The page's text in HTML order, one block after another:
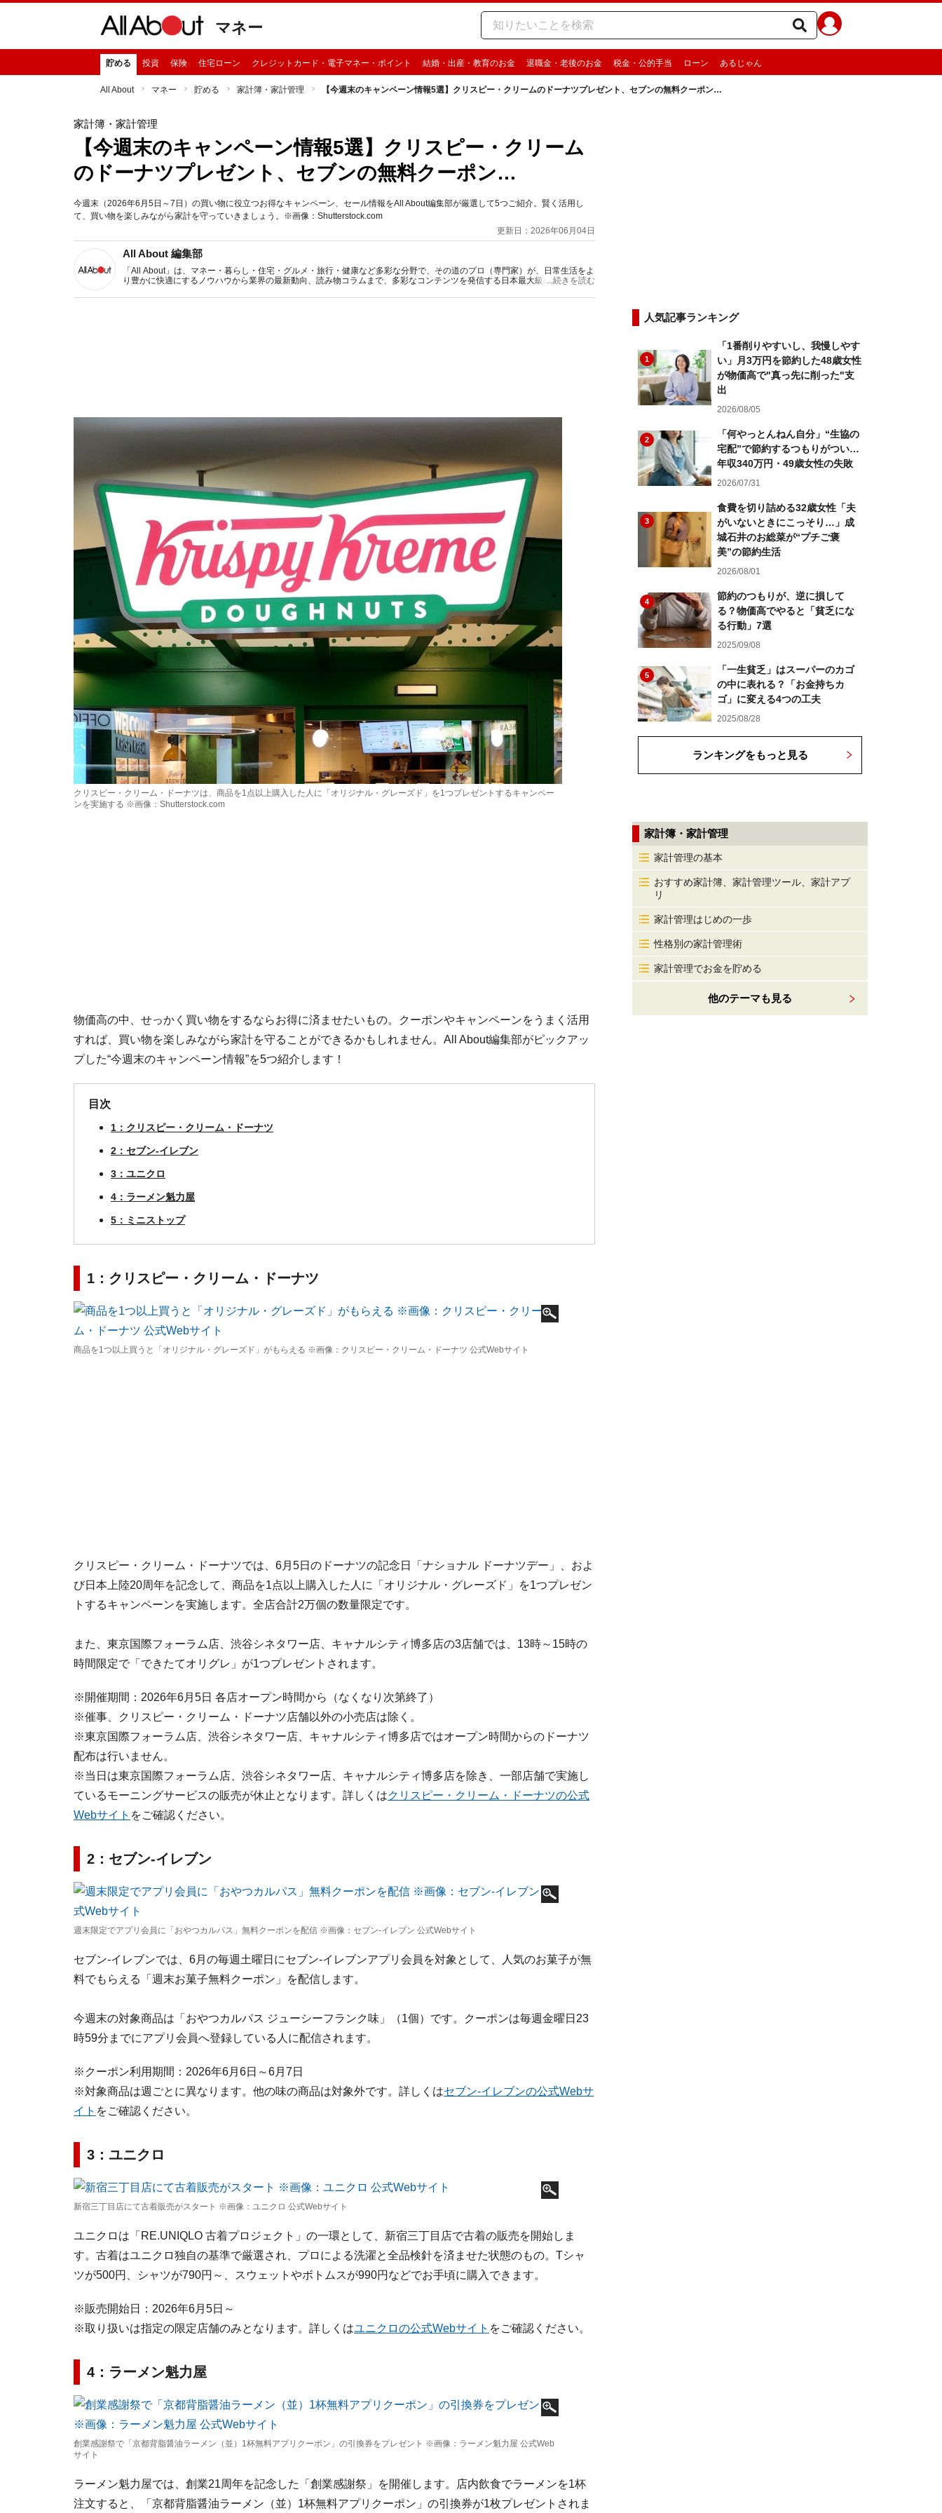
マネー
貯める 投資 保険 住宅ローン クレジットカード・電子マネー・ポイント 結婚・出産・教育のお金 退職金・老後のお金 税金・公的手当 ローン あるじゃん
All About マネー 貯める 家計簿・家計管理 【今週末のキャンペーン情報5選】クリスピー・クリームのドーナツプレゼント、セブンの無料クーポン…
家計簿・家計管理
【今週末のキャンペーン情報5選】クリスピー・クリーム
のドーナツプレゼント、セブンの無料クーポン…
今週末（2026年6月5日～7日）の買い物に役立つお得なキャンペーン、セール情報をAll About編集部が厳選して5つご紹介。賢く活用し
て、買い物を楽しみながら家計を守っていきましょう。※画像：Shutterstock.com
更新日：2026年06月04日
All About 編集部
「All About」は、マネー・暮らし・住宅・グルメ・旅行・健康など多彩な分野で、その道のプロ（専門家）が、日常生活をよ
り豊かに快適にするノウハウから業界の最新動向、読み物コラムまで、多彩なコンテンツを発信する日本最大級の総合情報サ
...続きを読む
クリスピー・クリーム・ドーナツは、商品を1点以上購入した人に「オリジナル・グレーズド」を1つプレゼントするキャンペー
ンを実施する ※画像：Shutterstock.com
物価高の中、せっかく買い物をするならお得に済ませたいもの。クーポンやキャンペーンをうまく活用
すれば、買い物を楽しみながら家計を守ることができるかもしれません。All About編集部がピックアッ
プした“今週末のキャンペーン情報”を5つ紹介します！
目次
1：クリスピー・クリーム・ドーナツ
2：セブン‐イレブン
3：ユニクロ
4：ラーメン魁力屋
5：ミニストップ
1：クリスピー・クリーム・ドーナツ
商品を1つ以上買うと「オリジナル・グレーズド」がもらえる ※画像：クリスピー・クリーム・ドーナツ 公式Webサイト
クリスピー・クリーム・ドーナツでは、6月5日のドーナツの記念日「ナショナル ドーナツデー」、およ
び日本上陸20周年を記念して、商品を1点以上購入した人に「オリジナル・グレーズド」を1つプレゼン
トするキャンペーンを実施します。全店合計2万個の数量限定です。
また、東京国際フォーラム店、渋谷シネタワー店、キャナルシティ博多店の3店舗では、13時～15時の
時間限定で「できたてオリグレ」が1つプレゼントされます。
※開催期間：2026年6月5日 各店オープン時間から（なくなり次第終了）
※催事、クリスピー・クリーム・ドーナツ店舗以外の小売店は除く。
※東京国際フォーラム店、渋谷シネタワー店、キャナルシティ博多店ではオープン時間からのドーナツ
配布は行いません。
※当日は東京国際フォーラム店、渋谷シネタワー店、キャナルシティ博多店を除き、一部店舗で実施し
ているモーニングサービスの販売が休止となります。詳しくはクリスピー・クリーム・ドーナツの公式
Webサイト をご確認ください。
2：セブン‐イレブン
週末限定でアプリ会員に「おやつカルパス」無料クーポンを配信 ※画像：セブン‐イレブン 公式Webサイト
セブン‐イレブンでは、6月の毎週土曜日にセブン‐イレブンアプリ会員を対象として、人気のお菓子が無
料でもらえる「週末お菓子無料クーポン」を配信します。
今週末の対象商品は「おやつカルパス ジューシーフランク味」（1個）です。クーポンは毎週金曜日23
時59分までにアプリ会員へ登録している人に配信されます。
※クーポン利用期間：2026年6月6日～6月7日
※対象商品は週ごとに異なります。他の味の商品は対象外です。詳しくはセブン‐イレブンの公式Webサ
イト をご確認ください。
3：ユニクロ
新宿三丁目店にて古着販売がスタート ※画像：ユニクロ 公式Webサイト
ユニクロは「RE.UNIQLO 古着プロジェクト」の一環として、新宿三丁目店で古着の販売を開始しま
す。古着はユニクロ独自の基準で厳選され、プロによる洗濯と全品検針を済ませた状態のもの。Tシャ
ツが500円、シャツが790円～、スウェットやボトムスが990円などでお手頃に購入できます。
※販売開始日：2026年6月5日～
※取り扱いは指定の限定店舗のみとなります。詳しくはユニクロの公式Webサイト をご確認ください。
4：ラーメン魁力屋
創業感謝祭で「京都背脂醤油ラーメン（並）1杯無料アプリクーポン」の引換券をプレゼント ※画像：ラーメン魁力屋 公式Web
サイト
ラーメン魁力屋では、創業21周年を記念した「創業感謝祭」を開催します。店内飲食でラーメンを1杯
注文すると、「京都背脂醤油ラーメン（並）1杯無料アプリクーポン」の引換券が1枚プレゼントされま
人気記事ランキング
1
「1番削りやすいし、我慢しやす
い」月3万円を節約した48歳女性
が物価高で"真っ先に削った"支
出
2026/08/05
2
「何やっとんねん自分」“生協の
宅配”で節約するつもりがつい…
年収340万円・49歳女性の失敗
2026/07/31
3
食費を切り詰める32歳女性「夫
がいないときにこっそり…」成
城石井のお総菜が“プチご褒
美”の節約生活
2026/08/01
4
節約のつもりが、逆に損して
る？物価高でやると「貧乏にな
る行動」7選
2025/09/08
5
「一生貧乏」はスーパーのカゴ
の中に表れる？「お金持ちカ
ゴ」に変える4つの工夫
2025/08/28
ランキングをもっと見る
家計簿・家計管理
家計管理の基本
おすすめ家計簿、家計管理ツール、家計アプ
リ
家計管理はじめの一歩
性格別の家計管理術
家計管理でお金を貯める
他のテーマも見る